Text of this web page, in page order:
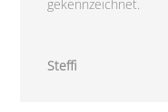
gekennzeichnet.
Steffi